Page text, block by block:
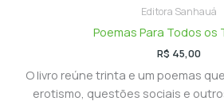
Editora Sanhauá
Poemas Para Todos os
R$ 45,00
O livro reúne trinta e um poemas
erotismo, questões sociais e